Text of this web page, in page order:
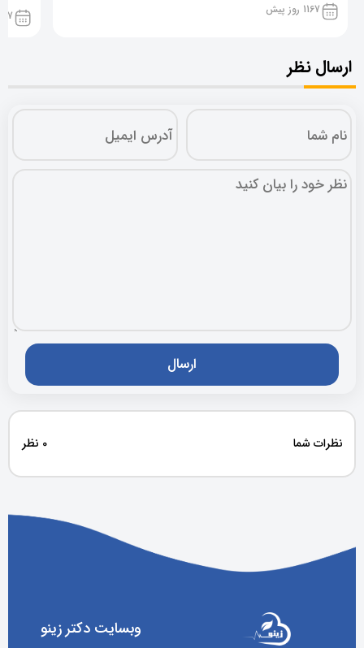
1167 روز پیش 1167
ارسال نظر
نظرات شما 0 نظر
وبسایت دکتر زینو